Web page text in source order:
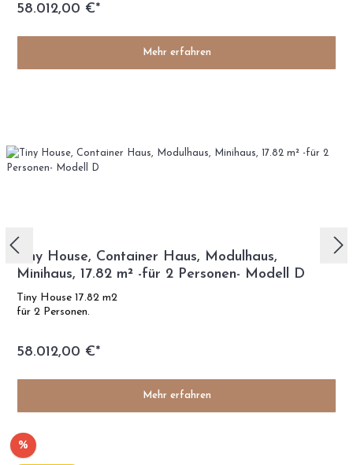
58.012,00 €*
Mehr erfahren
Tiny House, Container Haus, Modulhaus,
Minihaus, 17.82 m² -für 2 Personen- Modell D
Tiny House 17.82 m2
für 2 Personen.
58.012,00 €*
Mehr erfahren
%